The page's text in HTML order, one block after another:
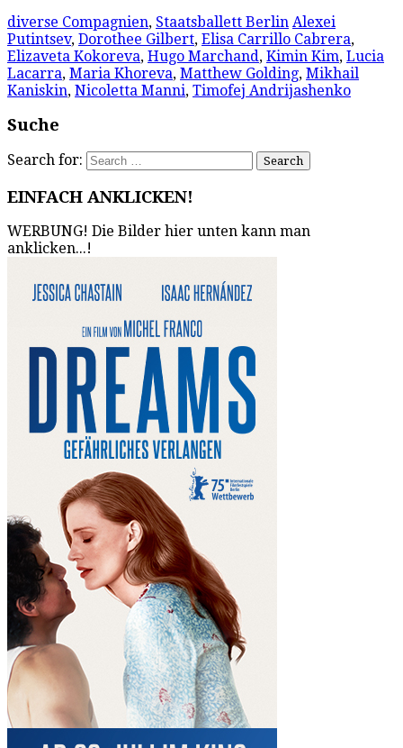
diverse Compagnien, Staatsballett Berlin Alexei
Putintsev, Dorothee Gilbert, Elisa Carrillo Cabrera,
Elizaveta Kokoreva, Hugo Marchand, Kimin Kim, Lucia
Lacarra, Maria Khoreva, Matthew Golding, Mikhail
Kaniskin, Nicoletta Manni, Timofej Andrijashenko
Suche
Search for:
EINFACH ANKLICKEN!
WERBUNG! Die Bilder hier unten kann man
anklicken...!